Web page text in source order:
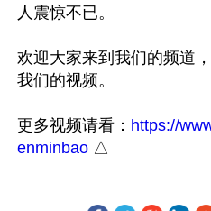
人震惊不已。
欢迎大家来到我们的频道
我们的视频。
更多视频请看： https://
enminbao